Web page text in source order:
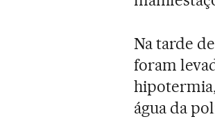
Na tarde
foram
água da